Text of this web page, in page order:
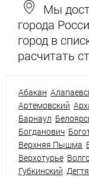
Мы
города
город в
расчитать
Абакан
Артемовский
Барнаул
Богданович
Верхняя Пышма
Верхотурье
Губкинский